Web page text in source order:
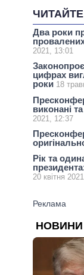
Два роки
2021, 13:01
цифрах
роки 18
виконані
2021, 12:37
Рік та
20 квітня